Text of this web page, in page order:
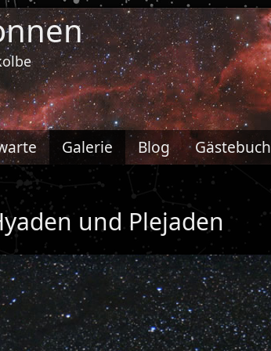
Galerie Blog Gästebuch
und Plejaden